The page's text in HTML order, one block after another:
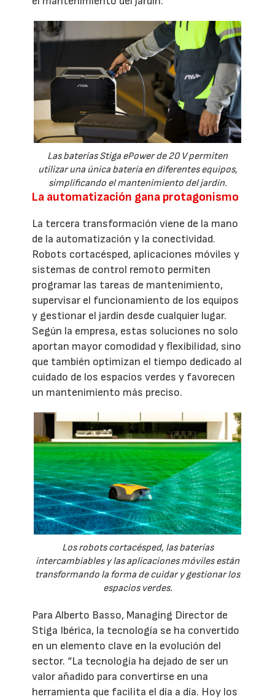
Las baterías Stiga ePower de 20 V permiten
utilizar una única batería en diferentes equipos,
simplificando el mantenimiento del jardín.
La automatización gana protagonismo
La tercera transformación viene de la mano
de la automatización y la conectividad.
Robots cortacésped, aplicaciones móviles y
sistemas de control remoto permiten
programar las tareas de mantenimiento,
supervisar el funcionamiento de los equipos
y gestionar el jardín desde cualquier lugar.
Según la empresa, estas soluciones no solo
aportan mayor comodidad y flexibilidad, sino
que también optimizan el tiempo dedicado al
cuidado de los espacios verdes y favorecen
un mantenimiento más preciso.
Los robots cortacésped, las baterías
intercambiables y las aplicaciones móviles están
transformando la forma de cuidar y gestionar los
espacios verdes.
Para Alberto Basso, Managing Director de
Stiga Ibérica, la tecnología se ha convertido
en un elemento clave en la evolución del
sector. “La tecnología ha dejado de ser un
valor añadido para convertirse en una
herramienta que facilita el día a día. Hoy los